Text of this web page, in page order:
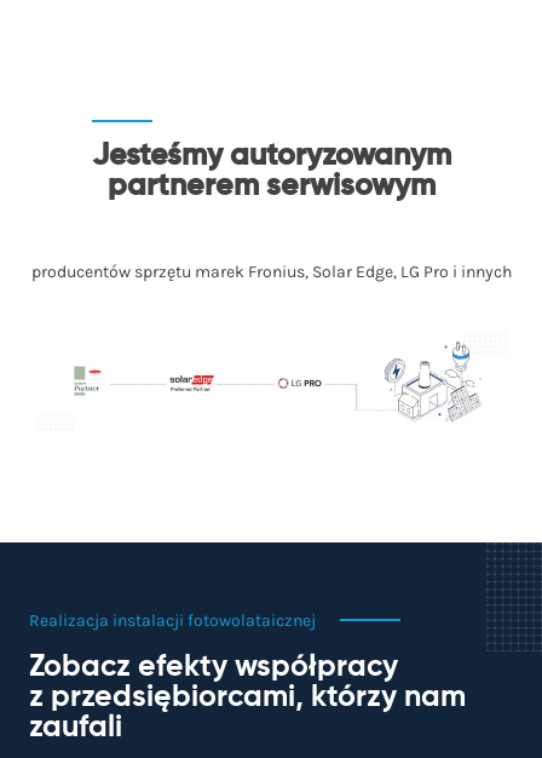
Jesteśmy autoryzowanym
partnerem serwisowym
producentów sprzętu marek Fronius, Solar Edge, LG Pro i innych
Realizacja instalacji fotowolataicznej
Zobacz efekty współpracy
z przedsiębiorcami, którzy nam
zaufali